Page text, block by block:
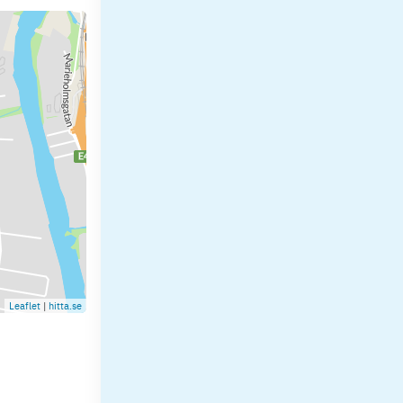
Leaflet | hitta.se